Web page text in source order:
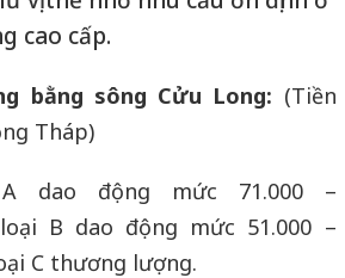
cao cấp.
bằng sông Cửu Long: (Tiền
Tháp)
dao động mức 71.000 –
B dao động mức 51.000 –
C thương lượng.